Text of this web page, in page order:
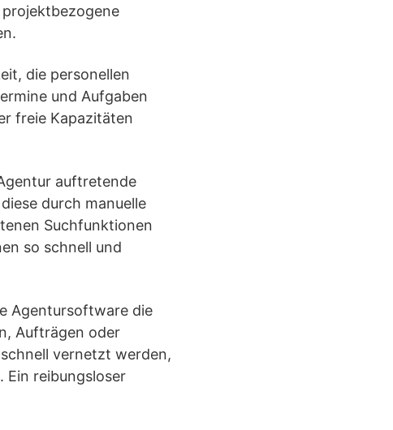
die personellen
und Aufgaben
freie Kapazitäten
auftretende
durch manuelle
Suchfunktionen
so schnell und
Agentursoftware die
Aufträgen oder
vernetzt werden,
Ein reibungsloser